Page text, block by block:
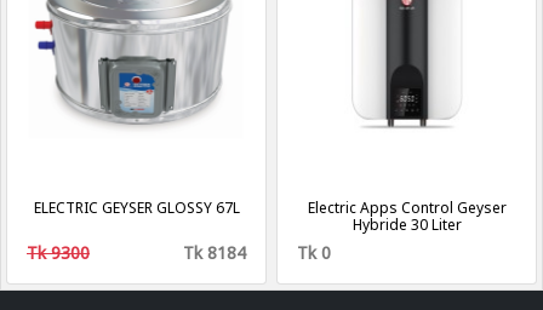
ELECTRIC GEYSER GLOSSY 67L
Tk 9300 Tk 8184
Electric Apps Control Geyser
Hybride 30 Liter
Tk 0